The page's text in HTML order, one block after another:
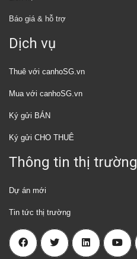
Báo giá & hỗ trợ
Dịch vụ
Thuê với canhoSG.vn
Mua với canhoSG.vn
Ký gửi BÁN
Ký gửi CHO THUÊ
Thông tin thị trường
Dự án mới
Tin tức thị trường